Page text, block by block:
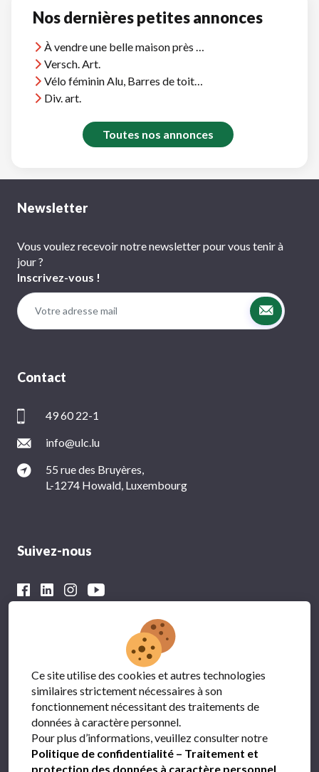
Nos dernières petites annonces
À vendre une belle maison près d'Agadir, vue océan, près plages et terrains golf
Versch. Art.
Vélo féminin Alu, Barres de toit Thule, et divers
Div. art.
Toutes nos annonces
Newsletter
Vous voulez recevoir notre newsletter pour vous tenir à
jour ?
Inscrivez-vous !
Contact
49 60 22-1
info@ulc.lu
55 rue des Bruyères,
L-1274 Howald, Luxembourg
Suivez-nous
Avec le soutien financier du
Ce site utilise des cookies et autres technologies
similaires strictement nécessaires à son
fonctionnement nécessitant des traitements de
données à caractère personnel.
Pour plus d’informations, veuillez consulter notre
Politique de confidentialité – Traitement et
protection des données à caractère personnel